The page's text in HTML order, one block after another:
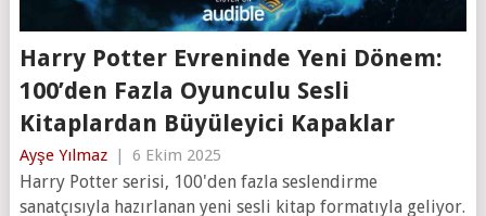
Harry Potter Evreninde Yeni Dönem:
100’den Fazla Oyunculu Sesli
Kitaplardan Büyüleyici Kapaklar
Ayşe Yılmaz 6 Ekim 2025
Harry Potter serisi, 100'den fazla seslendirme
sanatçısıyla hazırlanan yeni sesli kitap formatıyla geliyor.